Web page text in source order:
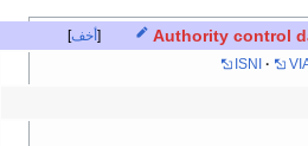
أخف Authority control
ISNI